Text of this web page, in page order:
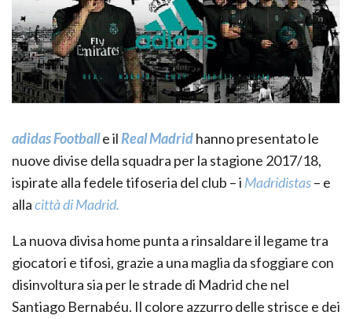
adidas Footballe il Real Madridhanno presentato le
nuove divise della squadra per la stagione 2017/18,
ispirate alla fedele tifoseria del club – i Madridistas– e
allacittà di Madrid.
La nuova divisa home punta a rinsaldare il legame tra
giocatori e tifosi, grazie a una maglia da sfoggiare con
disinvoltura sia per le strade di Madrid che nel
Santiago Bernabéu. Il colore azzurro delle strisce e dei